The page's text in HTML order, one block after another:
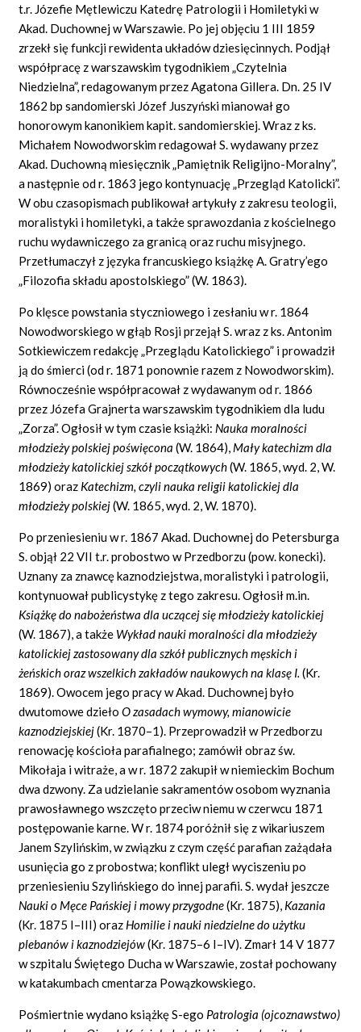
t.r. Józefie Mętlewiczu Katedrę Patrologii i Homiletyki w
Akad. Duchownej w Warszawie. Po jej objęciu 1 III 1859
zrzekł się funkcji rewidenta układów dziesięcinnych. Podjął
współpracę z warszawskim tygodnikiem „Czytelnia
Niedzielna”, redagowanym przez Agatona Gillera. Dn. 25 IV
1862 bp sandomierski Józef Juszyński mianował go
honorowym kanonikiem kapit. sandomierskiej. Wraz z ks.
Michałem Nowodworskim redagował S. wydawany przez
Akad. Duchowną miesięcznik „Pamiętnik Religijno-Moralny”,
a następnie od r. 1863 jego kontynuację „Przegląd Katolicki”.
W obu czasopismach publikował artykuły z zakresu teologii,
moralistyki i homiletyki, a także sprawozdania z kościelnego
ruchu wydawniczego za granicą oraz ruchu misyjnego.
Przetłumaczył z języka francuskiego książkę A. Gratry’ego
„Filozofia składu apostolskiego” (W. 1863).
Po klęsce powstania styczniowego i zesłaniu w r. 1864
Nowodworskiego w głąb Rosji przejął S. wraz z ks. Antonim
Sotkiewiczem redakcję „Przeglądu Katolickiego” i prowadził
ją do śmierci (od r. 1871 ponownie razem z Nowodworskim).
Równocześnie współpracował z wydawanym od r. 1866
przez Józefa Grajnerta warszawskim tygodnikiem dla ludu
„Zorza”. Ogłosił w tym czasie książki: Nauka moralności
młodzieży polskiej poświęcona(W. 1864), Mały katechizm dla
młodzieży katolickiej szkółpoczątkowych(W. 1865, wyd. 2, W.
1869) oraz Katechizm, czyli nauka religii katolickiej dla
młodzieży polskiej(W. 1865, wyd. 2, W. 1870).
Po przeniesieniu w r. 1867 Akad. Duchownej do Petersburga
S. objął 22 VII t.r. probostwo w Przedborzu (pow. konecki).
Uznany za znawcę kaznodziejstwa, moralistyki i patrologii,
kontynuował publicystykę z tego zakresu. Ogłosił m.in.
Książkędo nabożeństwa dla uczącej sięmłodzieży katolickiej
(W. 1867), a także Wykład nauki moralności dla młodzieży
katolickiej zastosowany dla szkółpublicznych męskich i
żeńskich oraz wszelkich zakładów naukowych na klasę I.(Kr.
1869). Owocem jego pracy w Akad. Duchownej było
dwutomowe dziełoO zasadach wymowy, mianowicie
kaznodziejskiej(Kr. 1870–1). Przeprowadził w Przedborzu
renowację kościoła parafialnego; zamówił obraz św.
Mikołaja i witraże, a w r. 1872 zakupił w niemieckim Bochum
dwa dzwony. Za udzielanie sakramentów osobom wyznania
prawosławnego wszczęto przeciw niemu w czerwcu 1871
postępowanie karne. W r. 1874 poróżnił się z wikariuszem
Janem Szylińskim, w związku z czym część parafian zażądała
usunięcia go z probostwa; konflikt uległ wyciszeniu po
przeniesieniu Szylińskiego do innej parafii. S. wydał jeszcze
Nauki o Męce Pańskiej i mowy przygodne(Kr. 1875), Kazania
(Kr. 1875 I–III) oraz Homilie i nauki niedzielne do użytku
plebanów i kaznodziejów(Kr. 1875–6 I–IV). Zmarł 14 V 1877
w szpitalu Świętego Ducha w Warszawie, został pochowany
w katakumbach cmentarza Powązkowskiego.
Pośmiertnie wydano książkę S-ego Patrologia (ojcoznawstwo)